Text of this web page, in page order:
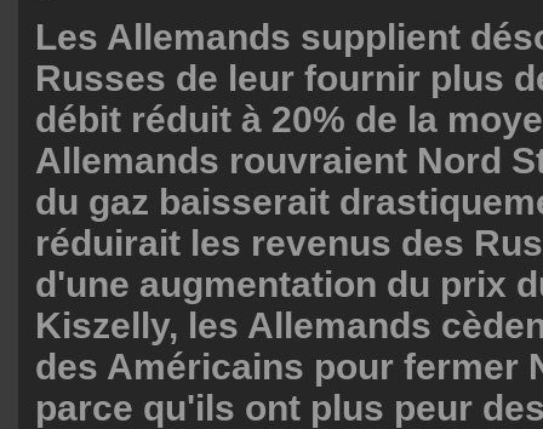
Les Allemands supplient
Russes de leur fournir plus
débit réduit à 20% de la
Allemands rouvraient Nord
du gaz baisserait
réduirait les revenus des
d'une augmentation du prix
Kiszelly, les Allemands
des Américains pour fermer
parce qu'ils ont plus peur